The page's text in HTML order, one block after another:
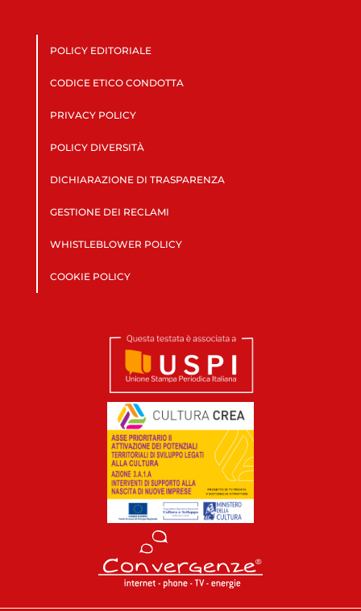
POLICY EDITORIALE
CODICE ETICO CONDOTTA
PRIVACY POLICY
POLICY DIVERSITÀ
DICHIARAZIONE DI TRASPARENZA
GESTIONE DEI RECLAMI
WHISTLEBLOWER POLICY
COOKIE POLICY